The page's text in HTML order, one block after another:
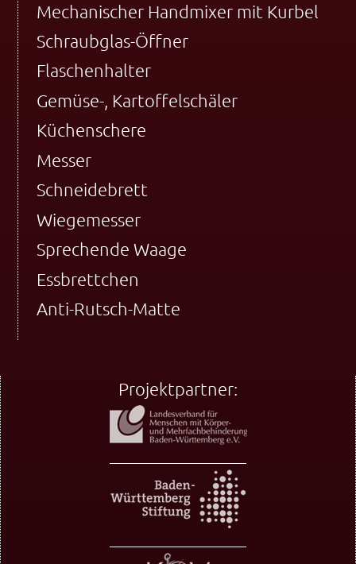
Mechanischer Handmixer mit Kurbel
Schraubglas-Öffner
Flaschenhalter
Gemüse-, Kartoffelschäler
Küchenschere
Messer
Schneidebrett
Wiegemesser
Sprechende Waage
Essbrettchen
Anti-Rutsch-Matte
Projektpartner: